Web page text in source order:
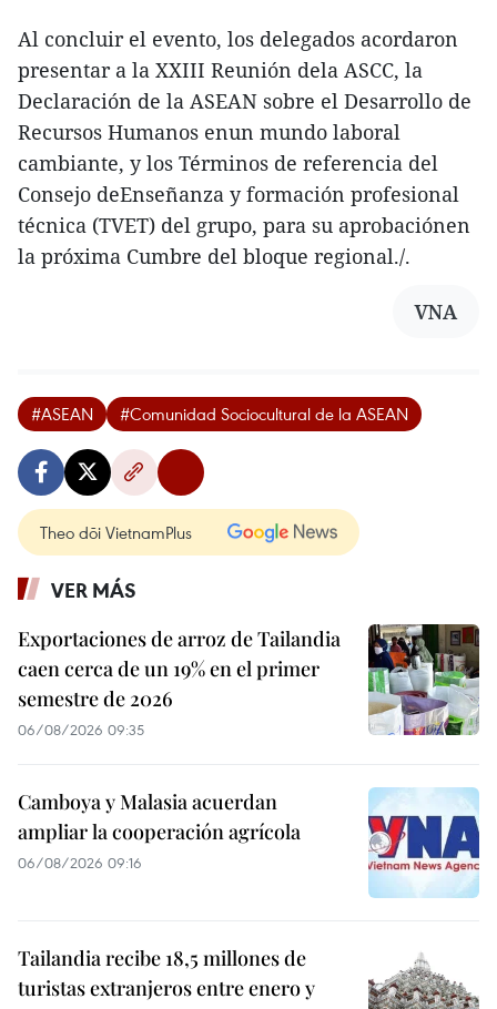
Al concluir el evento, los delegados acordaron
presentar a la XXIII Reunión dela ASCC, la
Declaración de la ASEAN sobre el Desarrollo de
Recursos Humanos enun mundo laboral
cambiante, y los Términos de referencia del
Consejo deEnseñanza y formación profesional
técnica (TVET) del grupo, para su aprobaciónen
la próxima Cumbre del bloque regional./.
VNA
#ASEAN #Comunidad Sociocultural de la ASEAN
Theo dõi VietnamPlus
VER MÁS
Exportaciones de arroz de Tailandia
caen cerca de un 19% en el primer
semestre de 2026
06/08/2026 09:35
Camboya y Malasia acuerdan
ampliar la cooperación agrícola
06/08/2026 09:16
Tailandia recibe 18,5 millones de
turistas extranjeros entre enero y